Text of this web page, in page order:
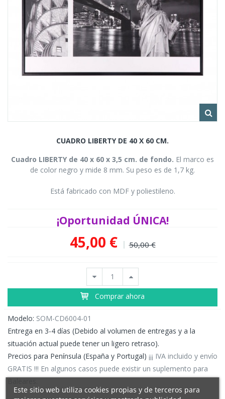
CUADRO LIBERTY DE 40 X 60 CM.
Cuadro LIBERTY de 40 x 60 x 3,5 cm. de fondo. El marco es
de color negro y mide 8 mm. Su peso es de 1,7 kg.
Está fabricado con MDF y poliestileno.
¡Oportunidad ÚNICA!
45,00 € 50,00 €
Comprar ahora
Modelo: SOM-CD6004-01
Entrega en 3-4 días (Debido al volumen de entregas y a la
situación actual puede tener un ligero retraso).
Precios para Península (España y Portugal) ¡¡¡ IVA incluido y envío
GRATIS !!! En algunos casos puede existir un suplemento para
Este sitio web utiliza cookies propias y de terceros para